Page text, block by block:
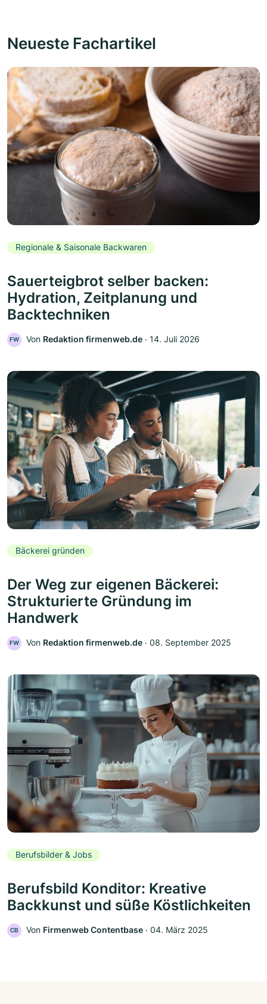
Neueste Fachartikel
Regionale & Saisonale Backwaren
Sauerteigbrot selber backen:
Hydration, Zeitplanung und
Backtechniken
FW Von Redaktion firmenweb.de ‧ 14. Juli 2026
Bäckerei gründen
Der Weg zur eigenen Bäckerei:
Strukturierte Gründung im
Handwerk
FW Von Redaktion firmenweb.de ‧ 08. September 2025
Berufsbilder & Jobs
Berufsbild Konditor: Kreative
Backkunst und süße Köstlichkeiten
CB Von Firmenweb Contentbase ‧ 04. März 2025